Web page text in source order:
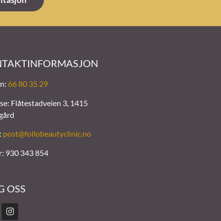
66 80 35 29
Flåtestadveien 3, 1415
post@follobeautyclinic.no
930 343 854
OSS